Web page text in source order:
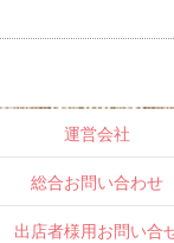
運営会社
総合お問い合わせ
出店者様用お問い合